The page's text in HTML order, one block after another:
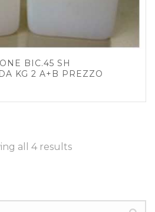
BIC.45 SH
KG 2 A+B PREZZO
all 4 results